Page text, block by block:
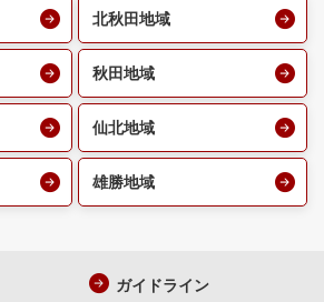
北秋田地域
秋田地域
仙北地域
雄勝地域
ガイドライン